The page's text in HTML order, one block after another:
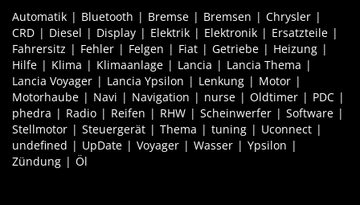
Automatik Bluetooth Bremse Bremsen
Chrysler
CRD
Diesel Display Elektrik Elektronik
Ersatzteile
Fahrersitz
Fehler Felgen Fiat Getriebe
Heizung
Hilfe
Klima Klimaanlage Lancia
Lancia Thema
Lancia Voyager
Lancia Ypsilon Lenkung
Motor
Motorhaube
Navi Navigation nurse Oldtimer
PDC
phedra
Radio Reifen RHW Scheinwerfer
Software
Stellmotor
Steuergerät Thema tuning
Uconnect
undefined
UpDate Voyager Wasser
Ypsilon
Zündung
Öl